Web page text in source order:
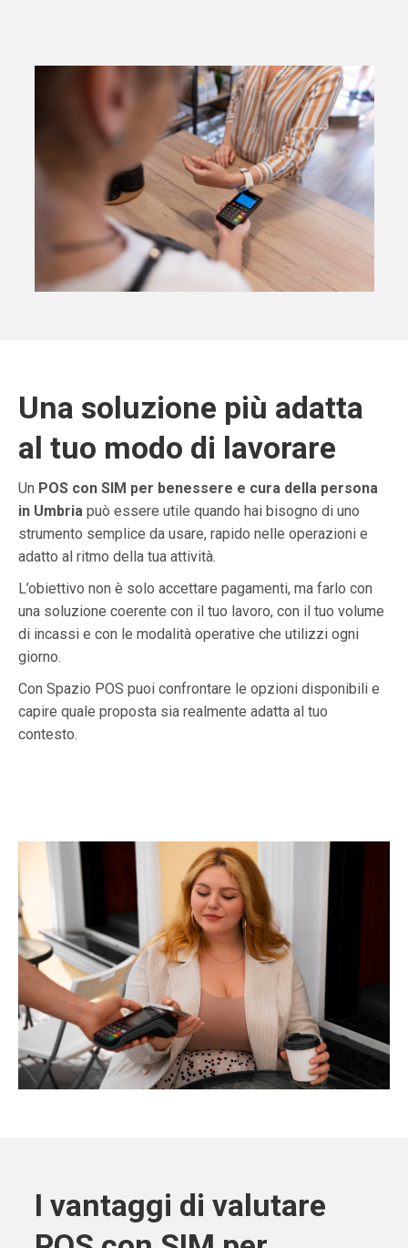
Una soluzione più adatta
al tuo modo di lavorare
Un POS con SIM per benessere e cura della persona
in Umbria può essere utile quando hai bisogno di uno
strumento semplice da usare, rapido nelle operazioni e
adatto al ritmo della tua attività.
L’obiettivo non è solo accettare pagamenti, ma farlo con
una soluzione coerente con il tuo lavoro, con il tuo volume
di incassi e con le modalità operative che utilizzi ogni
giorno.
Con Spazio POS puoi confrontare le opzioni disponibili e
capire quale proposta sia realmente adatta al tuo
contesto.
I vantaggi di valutare